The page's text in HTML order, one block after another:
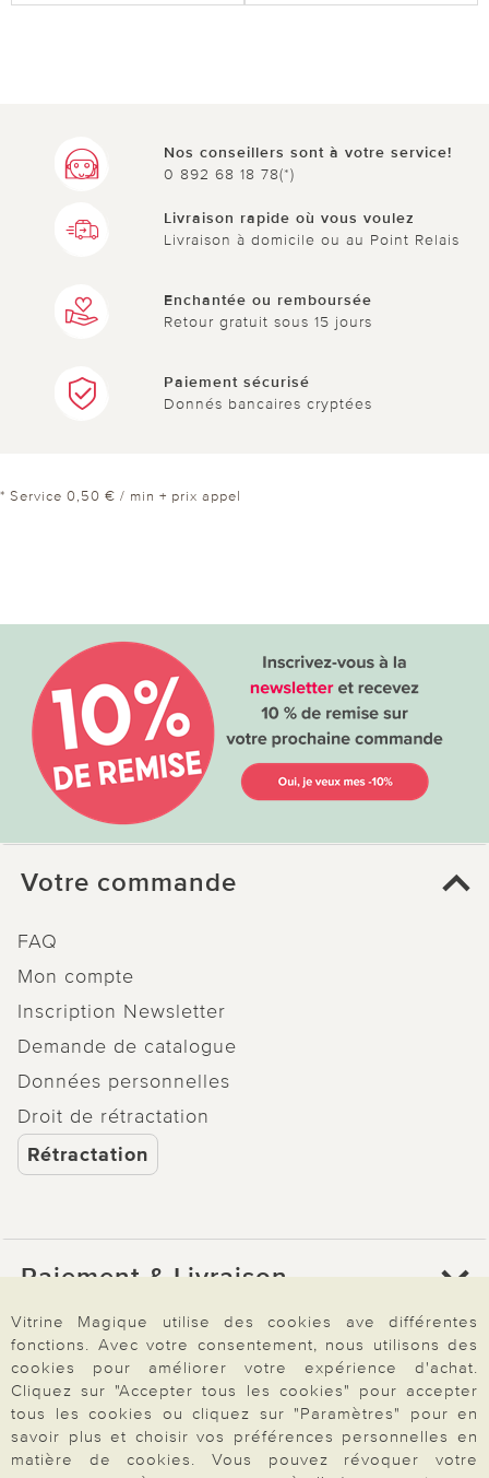
Nos conseillers sont à votre service!
0 892 68 18 78(*)
Livraison rapide où vous voulez
Livraison à domicile ou au Point Relais
Enchantée ou remboursée
Retour gratuit sous 15 jours
Paiement sécurisé
Donnés bancaires cryptées
* Service 0,50 € / min + prix appel
Votre commande
FAQ
Mon compte
Inscription Newsletter
Demande de catalogue
Données personnelles
Droit de rétractation
Rétractation
Paiement & Livraison
À propos de nous
Besoin d'aide?
Vitrine Magique utilise des cookies ave différentes
fonctions. Avec votre consentement, nous utilisons des
cookies pour améliorer votre expérience d'achat.
Cliquez sur "Accepter tous les cookies" pour accepter
tous les cookies ou cliquez sur "Paramètres" pour en
savoir plus et choisir vos préférences personnelles en
matière de cookies. Vous pouvez révoquer votre